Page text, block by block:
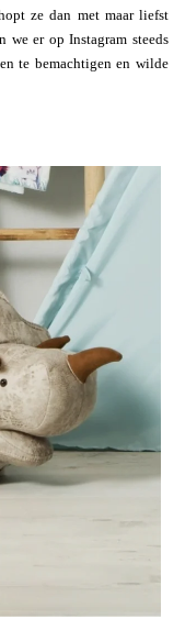
ze dan met maar liefst
er op Instagram steeds
te bemachtigen en wilde